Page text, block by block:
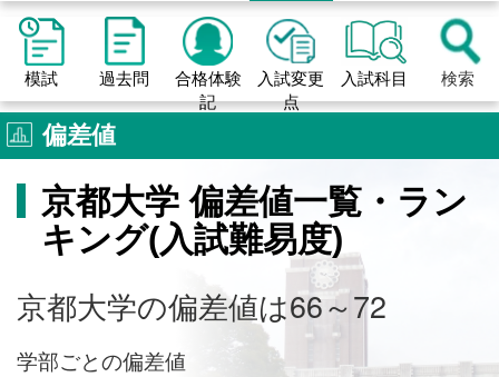
模試 過去問
合格体験
記
入試変更
点
入試科目 検索
偏差値
京都大学 偏差値一覧・ラン
キング(入試難易度)
京都大学の偏差値は66～72
学部ごとの偏差値